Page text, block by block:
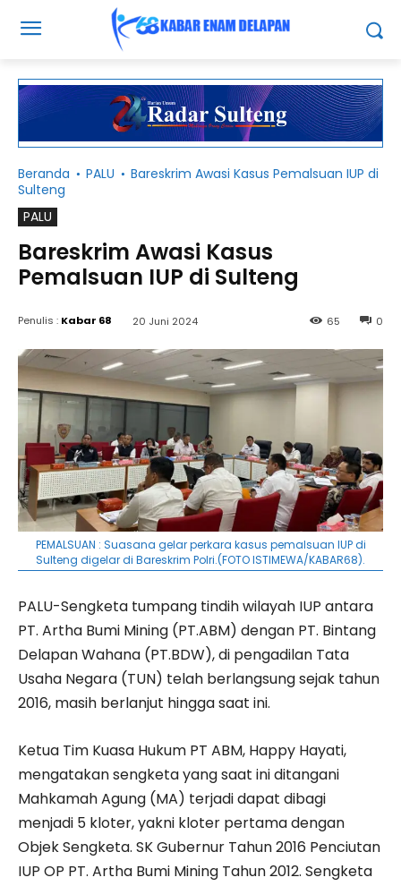
Beranda PALU
Bareskrim Awasi Kasus Pemalsuan IUP di
Sulteng
PALU
Bareskrim Awasi Kasus
Pemalsuan IUP di Sulteng
Penulis : Kabar 68 20 Juni 2024 0
65
PEMALSUAN : Suasana gelar perkara kasus pemalsuan IUP di
Sulteng digelar di Bareskrim Polri.(FOTO ISTIMEWA/KABAR68).
PALU-Sengketa tumpang tindih wilayah IUP antara
PT. Artha Bumi Mining (PT.ABM) dengan PT. Bintang
Delapan Wahana (PT.BDW), di pengadilan Tata
Usaha Negara (TUN) telah berlangsung sejak tahun
2016, masih berlanjut hingga saat ini.
Ketua Tim Kuasa Hukum PT ABM, Happy Hayati,
mengatakan sengketa yang saat ini ditangani
Mahkamah Agung (MA) terjadi dapat dibagi
menjadi 5 kloter, yakni kloter pertama dengan
Objek Sengketa. SK Gubernur Tahun 2016 Penciutan
IUP OP PT. Artha Bumi Mining Tahun 2012. Sengketa